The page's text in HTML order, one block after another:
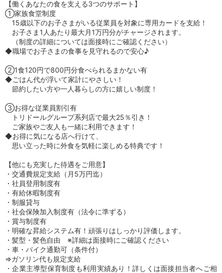
【働くあなたの食を支える3つのサポート】
①家族食堂制度
15歳以下のお子さまがいる従業員を対象に専用カードを支給！
お子さま1人あたり最大月1万円分がチャージされます。
（制度の詳細については面接時にご確認ください）
◆職場でお子さまの食事を見守れるので安心♪
②1食120円で800円分食べられるまかない有
◆ごはん代が浮いて家計にやさしい！
節約したい方や一人暮らしの方に嬉しい制度！
③お得な従業員割引有
トリドールグループ系列店で最大25％引き！
ご家族やご友人も一緒に利用できます！
◆お得に気になる店へ行けて、
思い立った時に外食を気軽に楽しめる特典です！
【他にも充実した待遇をご用意】
・交通費規定支給（月5万円迄）
・社員登用制度有
・有給休暇制度有
・制服貸与
・社会保険加入制度有（法令に準ずる）
・賞与制度有
・明確な昇給システム有！頑張りはしっかり評価します。
・髪型・髪色自由 ※詳細は面接時にご確認ください
・車・バイク通勤可（条件付）
⇒ガソリン代も規定支給
・企業主導型保育制度も利用実績あり！詳しくは面接担当者へご相